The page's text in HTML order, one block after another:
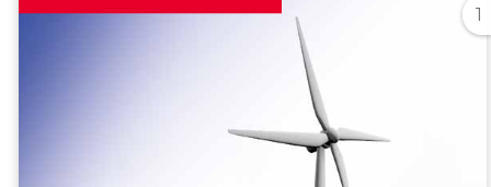
1